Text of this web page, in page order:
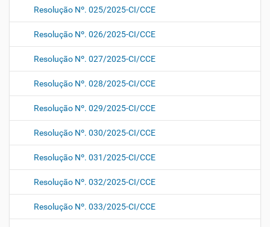
Resolução Nº. 025/2025-CI/CCE
Resolução Nº. 026/2025-CI/CCE
Resolução Nº. 027/2025-CI/CCE
Resolução Nº. 028/2025-CI/CCE
Resolução Nº. 029/2025-CI/CCE
Resolução Nº. 030/2025-CI/CCE
Resolução Nº. 031/2025-CI/CCE
Resolução Nº. 032/2025-CI/CCE
Resolução Nº. 033/2025-CI/CCE